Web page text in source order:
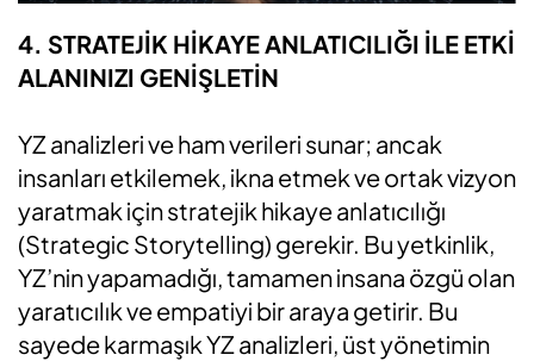
4. STRATEJİK HİKAYE ANLATICILIĞI İLE ETKİ
ALANINIZI GENİŞLETİN
YZ analizleri ve ham verileri sunar; ancak
insanları etkilemek, ikna etmek ve ortak vizyon
yaratmak için stratejik hikaye anlatıcılığı
(Strategic Storytelling) gerekir. Bu yetkinlik,
YZ’nin yapamadığı, tamamen insana özgü olan
yaratıcılık ve empatiyi bir araya getirir. Bu
sayede karmaşık YZ analizleri, üst yönetimin